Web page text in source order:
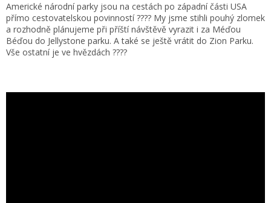
Americké národní parky jsou na cestách po západní části USA
přímo cestovatelskou povinností ???? My jsme stihli pouhý zlomek
a rozhodně plánujeme při příští návštěvě vyrazit i za Méďou
Béďou do Jellystone parku. A také se ještě vrátit do Zion Parku.
Vše ostatní je ve hvězdách ????